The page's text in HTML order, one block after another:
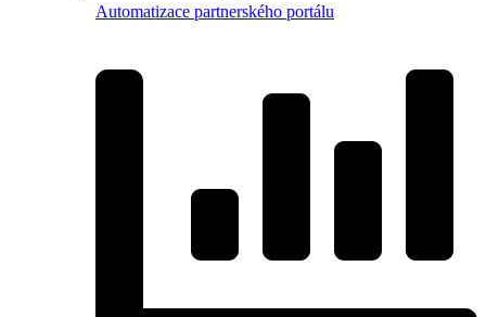
Automatizace partnerského portálu